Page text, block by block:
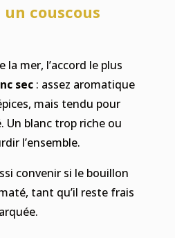
couscous
la mer, l’accord le plus
sec: assez aromatique
mais tendu pour
Un blanc trop riche ou
l’ensemble.
convenir si le bouillon
tant qu’il reste frais